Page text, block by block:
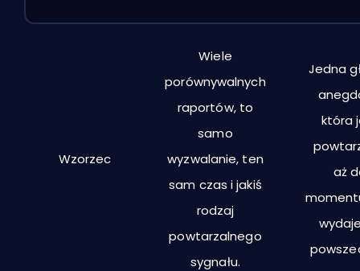
Wzorzec
Wiele
porównywalnych
raportów, to
samo
wyzwalanie, ten
sam czas i jakiś
rodzaj
powtarzalnego
sygnału.
Jedna
która
aż